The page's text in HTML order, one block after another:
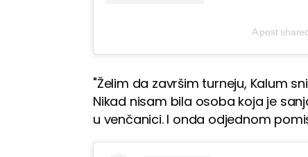
A post
"Želim da završim turneju, Kalum
Nikad nisam bila osoba koja je
u venčanici. I onda odjednom